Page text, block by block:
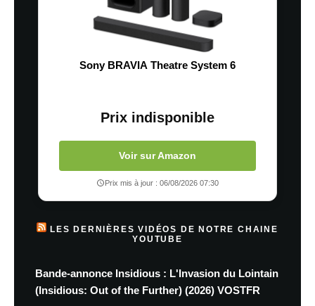
Sony BRAVIA Theatre System 6
Prix indisponible
Voir sur Amazon
Prix mis à jour : 06/08/2026 07:30
LES DERNIÈRES VIDÉOS DE NOTRE CHAINE
YOUTUBE
Bande-annonce Insidious : L'Invasion du Lointain
(Insidious: Out of the Further) (2026) VOSTFR